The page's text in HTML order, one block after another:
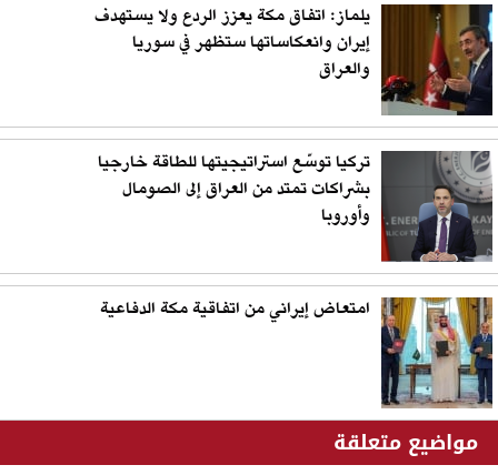
يلماز: اتفاق مكة يعزز الردع ولا يستهدف
إيران وانعكاساتها ستظهر في سوريا
والعراق
تركيا توسّع استراتيجيتها للطاقة خارجيا
بشراكات تمتد من العراق إلى الصومال
وأوروبا
امتعاض إيراني من اتفاقية مكة الدفاعية
مواضيع متعلقة